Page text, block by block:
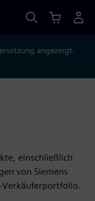
angezeigt.
einschließlich
von Siemens
Verkäuferportfolio.